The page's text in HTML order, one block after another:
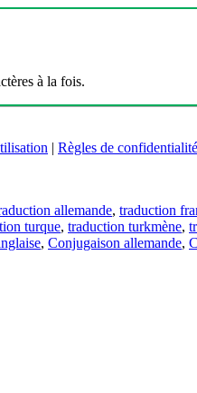
à la fois.
| Règles de confidentialité
allemande, traduction
turque, traduction turkmène,
, Conjugaison allemande,